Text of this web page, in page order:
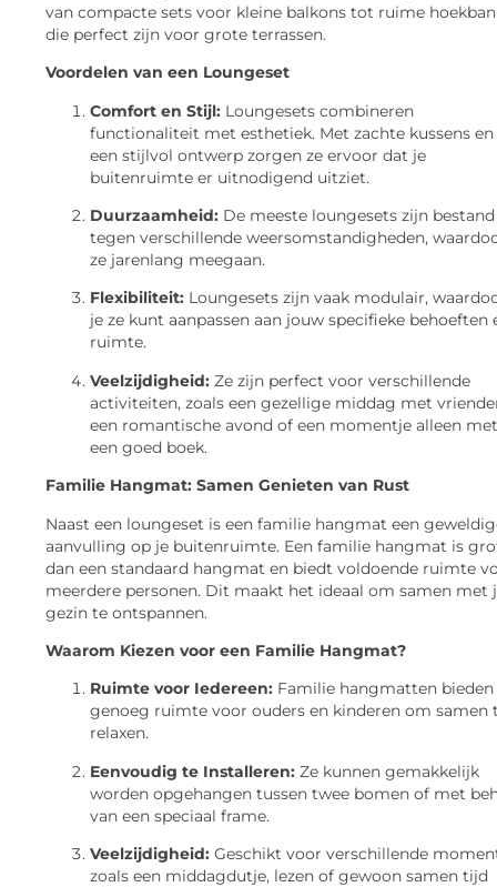
van compacte sets voor kleine balkons tot ruime
die perfect zijn voor grote terrassen.
Voordelen van een Loungeset
Comfort en Stijl: Loungesets combineren
functionaliteit met esthetiek. Met zachte kussens en
een stijlvol ontwerp zorgen ze ervoor dat je
buitenruimte er uitnodigend uitziet.
Duurzaamheid: De meeste loungesets zijn bestand
tegen verschillende weersomstandigheden,
ze jarenlang meegaan.
Flexibiliteit: Loungesets zijn vaak modulair,
je ze kunt aanpassen aan jouw specifieke behoeften
ruimte.
Veelzijdigheid: Ze zijn perfect voor verschillende
activiteiten, zoals een gezellige middag met
een romantische avond of een momentje alleen met
een goed boek.
Familie Hangmat: Samen Genieten van Rust
Naast een loungeset is een familie hangmat een
aanvulling op je buitenruimte. Een familie hangmat is
dan een standaard hangmat en biedt voldoende ruimte
meerdere personen. Dit maakt het ideaal om samen met
gezin te ontspannen.
Waarom Kiezen voor een Familie Hangmat?
Ruimte voor Iedereen: Familie hangmatten bieden
genoeg ruimte voor ouders en kinderen om samen
relaxen.
Eenvoudig te Installeren: Ze kunnen gemakkelijk
worden opgehangen tussen twee bomen of met
van een speciaal frame.
Veelzijdigheid: Geschikt voor verschillende
zoals een middagdutje, lezen of gewoon samen tijd